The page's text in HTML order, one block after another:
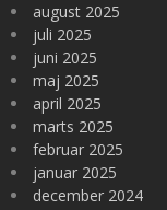
august 2025
juli 2025
juni 2025
maj 2025
april 2025
marts 2025
februar 2025
januar 2025
december 2024